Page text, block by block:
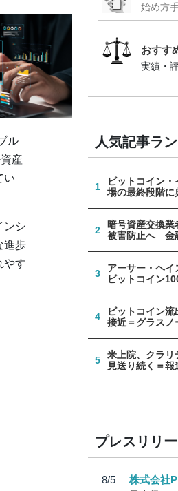
ル
産
い
ンシ
進歩
やす
始め方
おすす
実績・
人気記事ラ
1
ビットコイン
場の最終段階に
2
暗号資産交換業
被害防止へ 金
3
アーサー・ヘ
ビットコイン
4
ビットコイン
接近＝グラスノ
5
米上院、クラリ
見送り続く＝報
プレスリリ
8/5
株式会社